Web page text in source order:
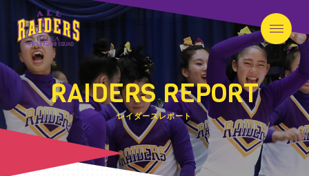
RAIDERS REPORT
レイダースレポート